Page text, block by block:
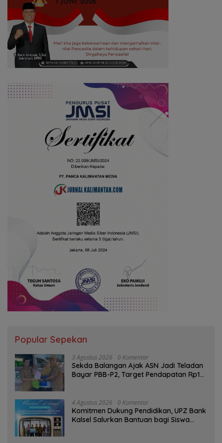
Popular Sepekan
3 Agustus 2026 0 Komentar
Sekda Balangan Ajak ASN Jadi Teladan
Bayar PBB-P2, Target Pendapatan Rp1
4 Agustus 2026 0 Komentar
Komitmen Dukung Pendidikan, UPZ Bank
Kalsel Salurkan Bantuan bagi Siswa